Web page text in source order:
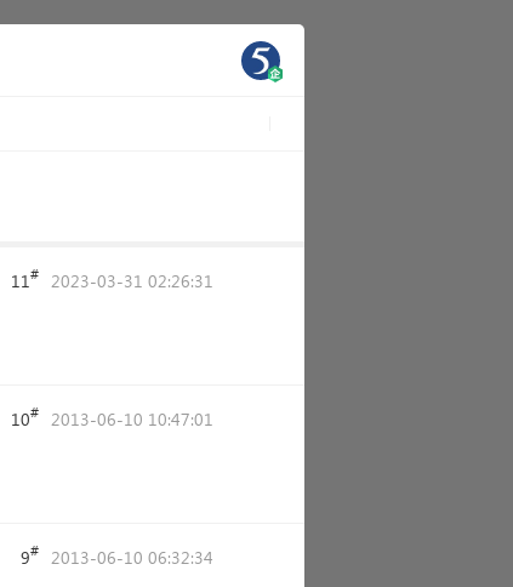
11# 2023-03-31 02:26:31
10# 2013-06-10 10:47:01
9# 2013-06-10 06:32:34